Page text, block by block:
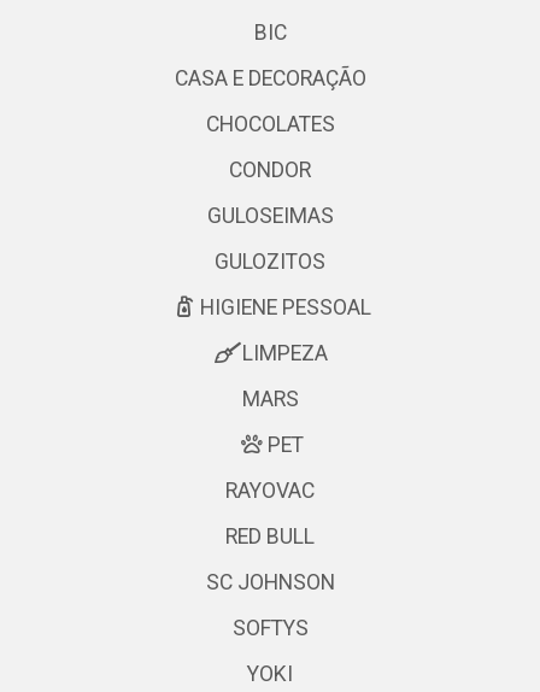
BIC
CASA E DECORAÇÃO
CHOCOLATES
CONDOR
GULOSEIMAS
GULOZITOS
HIGIENE PESSOAL
LIMPEZA
MARS
PET
RAYOVAC
RED BULL
SC JOHNSON
SOFTYS
YOKI